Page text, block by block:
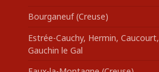
Bourganeuf (Creuse)
Estrée-Cauchy, Hermin, Caucourt,
Gauchin le Gal